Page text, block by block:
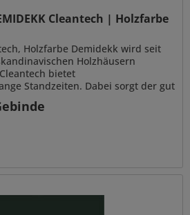
Cleantech | Holzfarbe
Holzfarbe Demidekk wird seit
Holzhäusern
bietet
Standzeiten. Dabei sorgt der gut
für...